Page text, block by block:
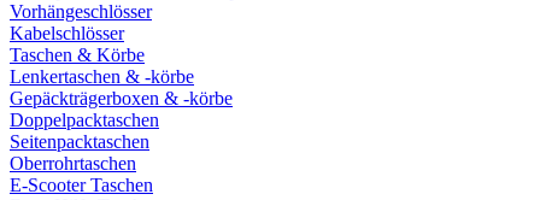
Vorhängeschlösser
Kabelschlösser
Taschen & Körbe
Lenkertaschen & -körbe
Gepäckträgerboxen & -körbe
Doppelpacktaschen
Seitenpacktaschen
Oberrohrtaschen
E-Scooter Taschen